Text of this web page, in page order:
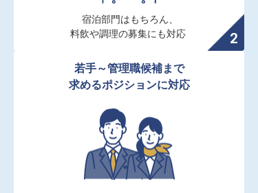
宿泊部門はもちろん、
料飲や調理の募集にも対応
若手～管理職候補まで
求めるポジションに対応